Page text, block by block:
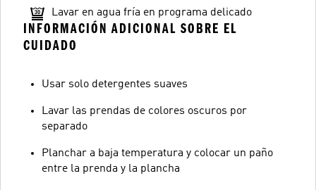
Lavar en agua fría en programa delicado
INFORMACIÓN ADICIONAL SOBRE EL
CUIDADO
Usar solo detergentes suaves
Lavar las prendas de colores oscuros por
separado
Planchar a baja temperatura y colocar un paño
entre la prenda y la plancha